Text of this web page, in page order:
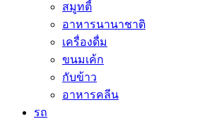
สมูทตี้
อาหารนานาชาติ
เครื่องดื่ม
ขนมเค้ก
กับข้าว
อาหารคลีน
รถ